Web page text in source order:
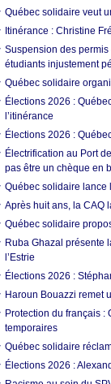
Québec solidaire veut
Itinérance : Christine
Suspension des
étudiants injustement
Québec solidaire
Élections 2026 :
l’itinérance
Élections 2026 :
Électrification au Port
pas être un chèque en
Québec solidaire lance
Après huit ans, la CAQ
Québec solidaire
Ruba Ghazal présente
l’Estrie
Élections 2026 :
Haroun Bouazzi remet
Protection du français
temporaires
Québec solidaire
Élections 2026 :